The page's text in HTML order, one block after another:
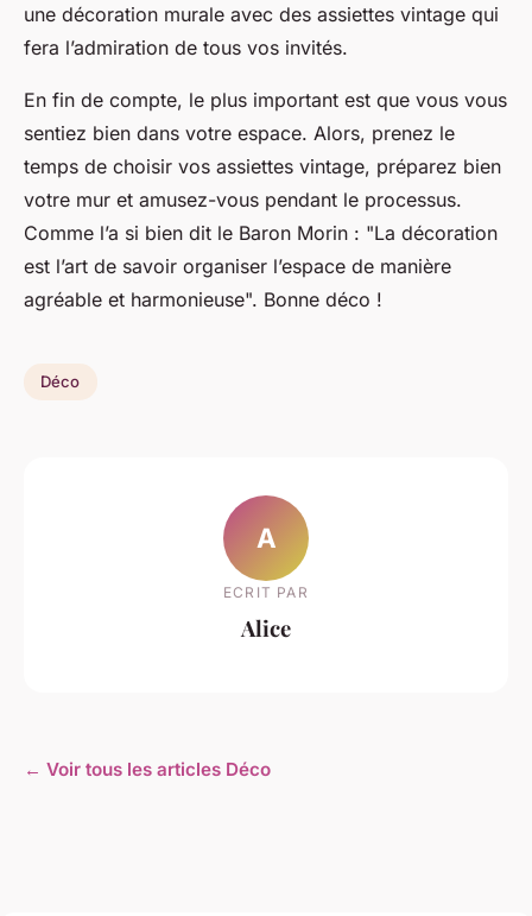
une décoration murale avec des assiettes vintage qui
fera l’admiration de tous vos invités.
En fin de compte, le plus important est que vous vous
sentiez bien dans votre espace. Alors, prenez le
temps de choisir vos assiettes vintage, préparez bien
votre mur et amusez-vous pendant le processus.
Comme l’a si bien dit le Baron Morin : "La décoration
est l’art de savoir organiser l’espace de manière
agréable et harmonieuse". Bonne déco !
Déco
A
ECRIT PAR
Alice
← Voir tous les articles Déco